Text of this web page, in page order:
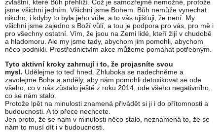
zvláštní, které Bůh přehlíží. Což je samozřejmě nemožné, protože
jsme všichni jedním. Všichni jsme Bohem. Bůh nemůže vynechat
nikoho, i kdyby to byla jeho vůle, a to vás ujišťuji, že není. My
všichni jsme zajedno s Boží vůlí, a tou je podpora pro vás, pro mě i
pro všechny ostatní. Vím, že jsou na Zemi lidé, kteří žijí v chudobě
a hladomoru. Ale my jsme tady, abychom jim pomohli, abychom
něco podnikli. Prostřednictvím akce můžeme pomáhat potřebným.
Tyto aktivní kroky zahrnují i to, že projasníte svou
mysl. Udělejme to teď hned. Zhluboka se nadechněme a
zavolejme Boha a anděly, aby nám pomohli detoxikovat se ode
všeho, co v nás zůstalo ještě z roku 2014, ode všeho negativního,
co se nám stalo.
Protože lpět na minulosti znamená přivádět si ji i do přítomnosti a
budoucnosti. A to přece nechcete.
Jen proto, že se nám v minulosti něco stalo, neznamená to, že se
nám to musí dít i v budoucnosti.